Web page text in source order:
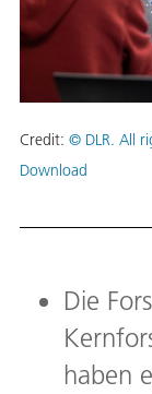
Credit: © DLR. All
Download
Die
haben